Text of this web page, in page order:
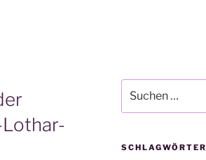
nach:
SCHLAGWÖRTER